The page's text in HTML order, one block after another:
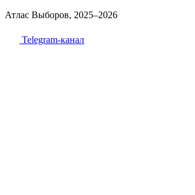
Атлас Выборов, 2025–2026
Telegram-канал